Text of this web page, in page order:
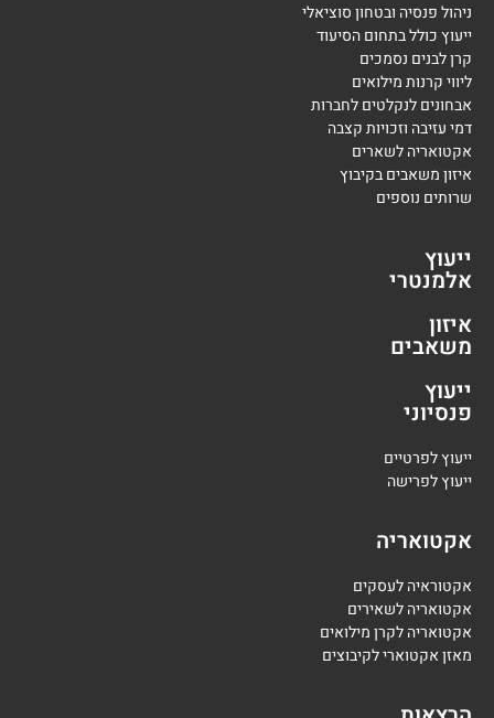
ניהול פנסיה ובטחון סוציאלי
ייעוץ כולל בתחום הסיעוד
קרן לבנים נסמכים
ליווי קרנות מילואים
אבחונים לנקלטים לחברות
דמי עזיבה וזכויות קצבה
אקטואריה לשארים
איזון משאבים בקיבוץ
שרותים נוספים
ייעוץ
אלמנטרי
איזון
משאבים
ייעוץ
פנסיוני
ייעוץ לפרטיים
ייעוץ לפרישה
אקטואריה
אקטוראיה לעסקים
אקטואריה לשאירים
אקטואריה לקרן מילואים
מאזן אקטוארי לקיבוצים